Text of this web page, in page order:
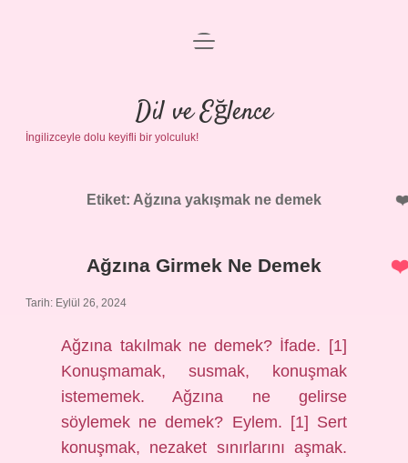
Anasayfa
Gizlilik Politikası
Yasal Uyarı
menüyü
Dil ve Eğlence
İngilizceyle dolu keyifli bir yolculuk!
Etiket: Ağzına yakışmak ne demek
Ağzına Girmek Ne Demek
Tarih: Eylül 26, 2024
Ağzına takılmak ne demek? İfade. [1]
Konuşmamak, susmak, konuşmak
istememek. Ağzına ne gelirse
söylemek ne demek? Eylem. [1] Sert
konuşmak, nezaket sınırlarını aşmak.